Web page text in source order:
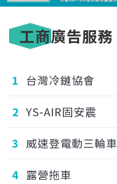
工商廣告服務
1
台灣冷鏈協會
2 YS-AIR固安震
3 威速登電動三輪車
4 露營拖車